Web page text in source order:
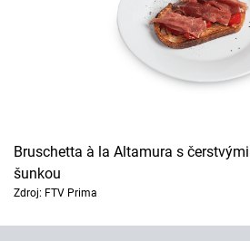
Bruschetta à la Altamura s
šunkou
Zdroj: FTV Prima